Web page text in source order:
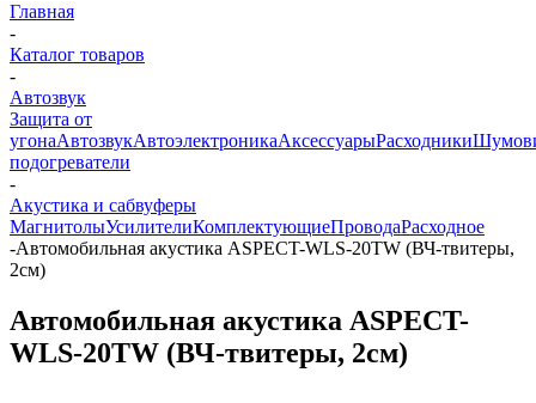
Главная
-
Каталог товаров
-
Автозвук
Защита от
угонаАвтозвукАвтоэлектроникаАксессуарыРасходники
подогреватели
-
Акустика и сабвуферы
МагнитолыУсилителиКомплектующиеПроводаРасходное
-Автомобильная акустика ASPECT-WLS-20TW (ВЧ-твитеры,
2см)
Автомобильная акустика ASPECT-
WLS-20TW (ВЧ-твитеры, 2см)